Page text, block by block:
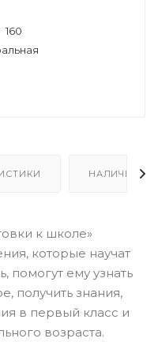
160
НАЛИЧИЕ
к школе»
которые научат
помогут ему узнать
получить знания,
в первый класс и
возраста.